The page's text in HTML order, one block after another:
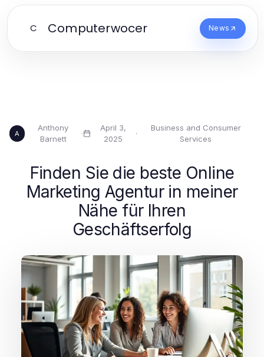
C Computerwocer News
A
Anthony
Barnett
·
April 3,
2025
·
Business and Consumer
Services
Finden Sie die beste Online
Marketing Agentur in meiner
Nähe für Ihren
Geschäftserfolg